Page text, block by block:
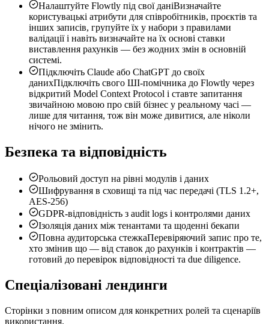
Налаштуйте Flowtly під свої даніВизначайте
користувацькі атрибути для співробітників, проєктів та
інших записів, групуйте їх у набори з правилами
валідації і навіть визначайте на їх основі ставки
виставлення рахунків — без жодних змін в основній
системі.
Підключіть Claude або ChatGPT до своїх
данихПідключіть свого ШІ-помічника до Flowtly через
відкритий Model Context Protocol і ставте запитання
звичайною мовою про свій бізнес у реальному часі —
лише для читання, тож він може дивитися, але ніколи
нічого не змінить.
Безпека та відповідність
Рольовий доступ на рівні модулів і даних
Шифрування в сховищі та під час передачі (TLS 1.2+,
AES-256)
GDPR-відповідність з audit logs і контролями даних
Ізоляція даних між тенантами та щоденні бекапи
Повна аудиторська стежкаПеревіряючий запис про те,
хто змінив що — від ставок до рахунків і контрактів —
готовий до перевірок відповідності та due diligence.
Спеціалізовані лендинги
Сторінки з повним описом для конкретних ролей та сценаріїв
використання.